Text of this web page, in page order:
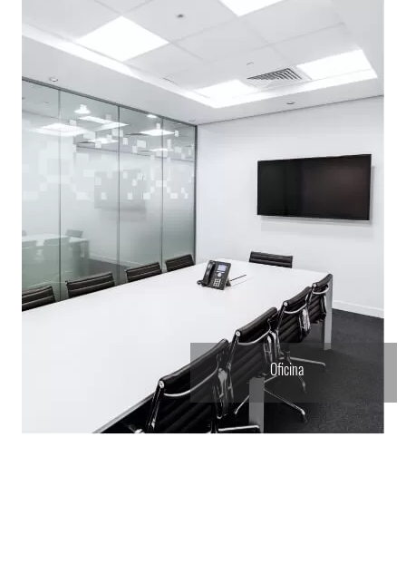
Oficina
Consigna tu propiedad